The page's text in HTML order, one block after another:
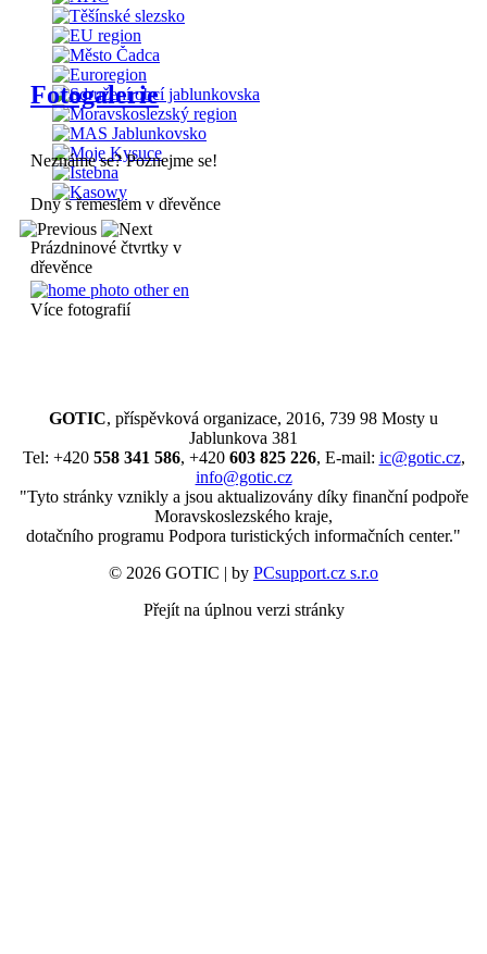
Fotogalerie
Neznáme se? Poznejme se!
Dny s řemeslem v dřevěnce
Prázdninové čtvrtky v
dřevěnce
Více fotografií
GOTIC, příspěvková organizace, 2016, 739 98 Mosty u
Jablunkova 381
Tel: +420 558 341 586, +420 603 825 226, E-mail: ic@gotic.cz,
info@gotic.cz
"Tyto stránky vznikly a jsou aktualizovány díky finanční podpoře
Moravskoslezského kraje,
dotačního programu Podpora turistických informačních center."
© 2026 GOTIC | by PCsupport.cz s.r.o
Přejít na úplnou verzi stránky